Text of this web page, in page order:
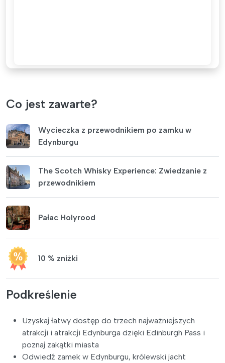
Co jest zawarte?
Wycieczka z przewodnikiem po zamku w
Edynburgu
The Scotch Whisky Experience: Zwiedzanie z
przewodnikiem
Pałac Holyrood
10 % zniżki
Podkreślenie
Uzyskaj łatwy dostęp do trzech najważniejszych
atrakcji i atrakcji Edynburga dzięki Edinburgh Pass i
poznaj zakątki miasta
Odwiedź zamek w Edynburgu, królewski jacht